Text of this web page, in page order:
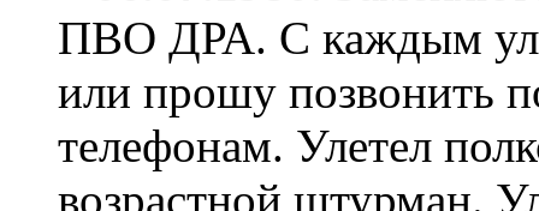
ПВО ДРА. С каждым
или прошу позвонить
телефонам. Улетел
возрастной штурман.